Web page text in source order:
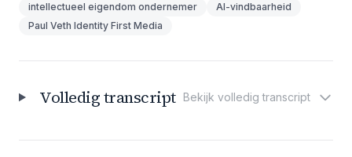
intellectueel eigendom ondernemer
AI-vindbaarheid
Paul Veth Identity First Media
Volledig transcript Bekijk volledig transcript